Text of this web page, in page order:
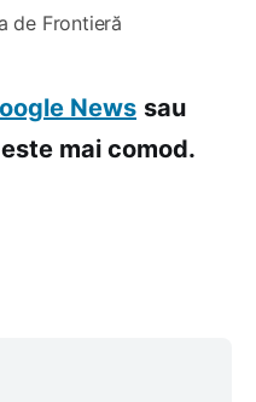
de Frontieră
News sau
mai comod.